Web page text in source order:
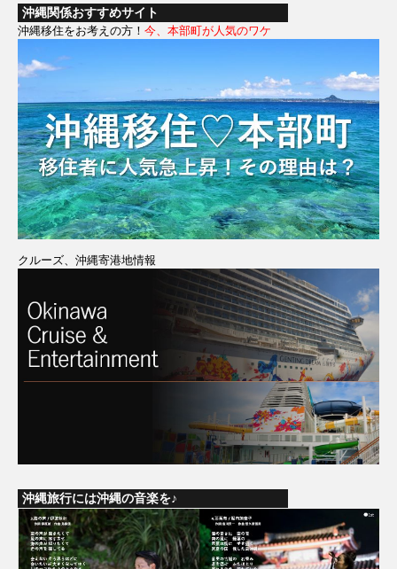
沖縄関係おすすめサイト
沖縄移住をお考えの方！ 今、本部町が人気のワケ
クルーズ、沖縄寄港地情報
沖縄旅行には沖縄の音楽を♪